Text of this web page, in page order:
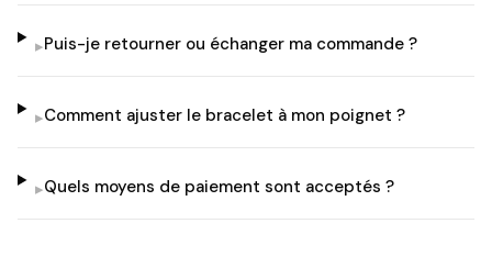
▸Puis-je retourner ou échanger ma commande ?
▸Comment ajuster le bracelet à mon poignet ?
▸Quels moyens de paiement sont acceptés ?